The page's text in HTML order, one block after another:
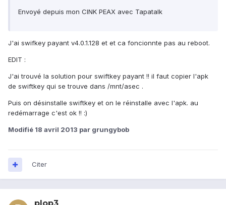
Envoyé depuis mon CINK PEAX avec Tapatalk
J'ai swifkey payant v4.0.1.128 et et ca foncionnte pas au reboot.
EDIT :
J'ai trouvé la solution pour swiftkey payant !! il faut copier l'apk
de swiftkey qui se trouve dans /mnt/asec .
Puis on désinstalle swiftkey et on le réinstalle avec l'apk. au
redémarrage c'est ok !! :)
Modifié 18 avril 2013 par grungybob
Citer